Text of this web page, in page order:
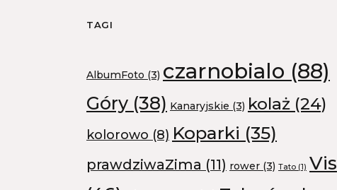
TAGI
AlbumFoto (3) czarnobialo (88)
Góry (38) Kanaryjskie (3) kolaż (24)
kolorowo (8) Koparki (35)
prawdziwaZima (11) rower (3) Tato (1) Vis